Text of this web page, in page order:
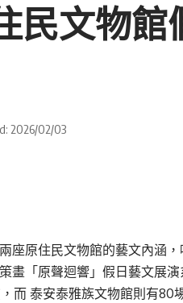
民文物
2026/02/03
座原住民文物館的藝文內涵
畫 「原聲迴響」假日藝文展
而 泰安泰雅族文物館則有